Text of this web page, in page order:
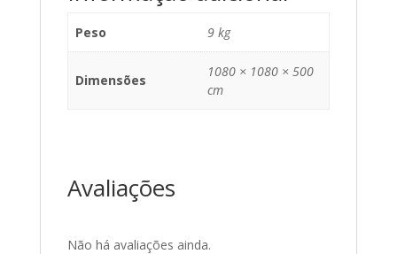
Peso 9 kg
Dimensões
1080 × 1080 × 500
cm
Avaliações
Não há avaliações ainda.